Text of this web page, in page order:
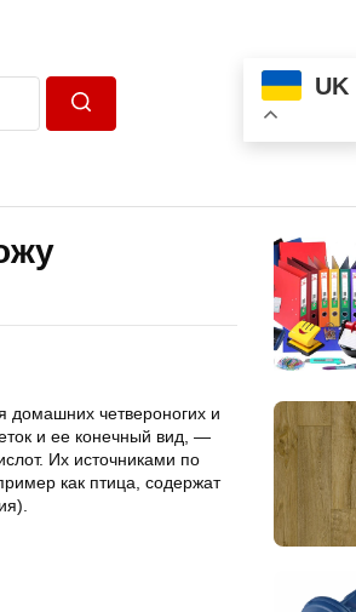
UK
домашних четвероногих и
и ее конечный вид, —
Их источниками по
как птица, содержат